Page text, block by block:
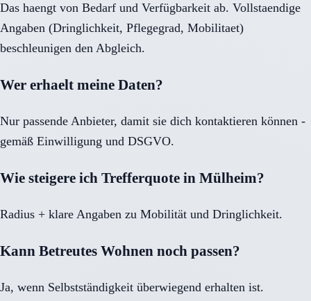
Das haengt von Bedarf und Verfügbarkeit ab. Vollstaendige
Angaben (Dringlichkeit, Pflegegrad, Mobilitaet)
beschleunigen den Abgleich.
Wer erhaelt meine Daten?
Nur passende Anbieter, damit sie dich kontaktieren können -
gemäß Einwilligung und DSGVO.
Wie steigere ich Trefferquote in Mülheim?
Radius + klare Angaben zu Mobilität und Dringlichkeit.
Kann Betreutes Wohnen noch passen?
Ja, wenn Selbstständigkeit überwiegend erhalten ist.